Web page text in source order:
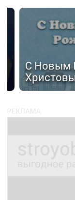
С Новым